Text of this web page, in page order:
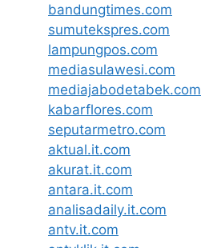
bandungtimes.com
sumutekspres.com
lampungpos.com
mediasulawesi.com
mediajabodetabek.com
kabarflores.com
seputarmetro.com
aktual.it.com
akurat.it.com
antara.it.com
analisadaily.it.com
antv.it.com